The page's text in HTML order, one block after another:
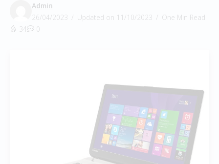
Admin
26/04/2023
Updated on 11/10/2023
One Min Read
34
0